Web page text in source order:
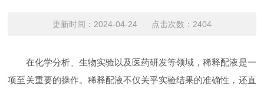
更新时间：2024-04-24 点击次数：2404
在化学分析、生物实验以及医药研发等领域，稀释配液是一
项至关重要的操作。稀释配液不仅关乎实验结果的准确性，还直